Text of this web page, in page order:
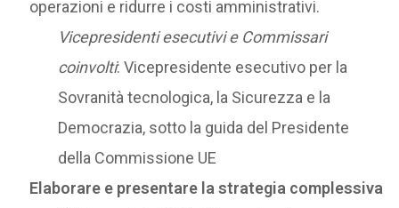
operazioni e ridurre i costi amministrativi.
Vicepresidenti esecutivi e Commissari
coinvolti: Vicepresidente esecutivo per la
Sovranità tecnologica, la Sicurezza e la
Democrazia, sotto la guida del Presidente
della Commissione UE
Elaborare e presentare la strategia complessiva